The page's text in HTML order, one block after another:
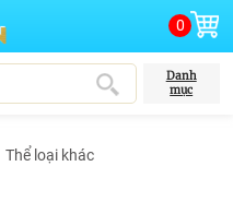
0
Danh
mục
Thể loại khác